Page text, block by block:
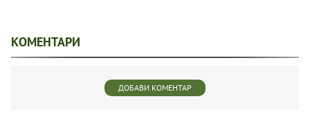
КОМЕНТАРИ
ДОБАВИ КОМЕНТАР